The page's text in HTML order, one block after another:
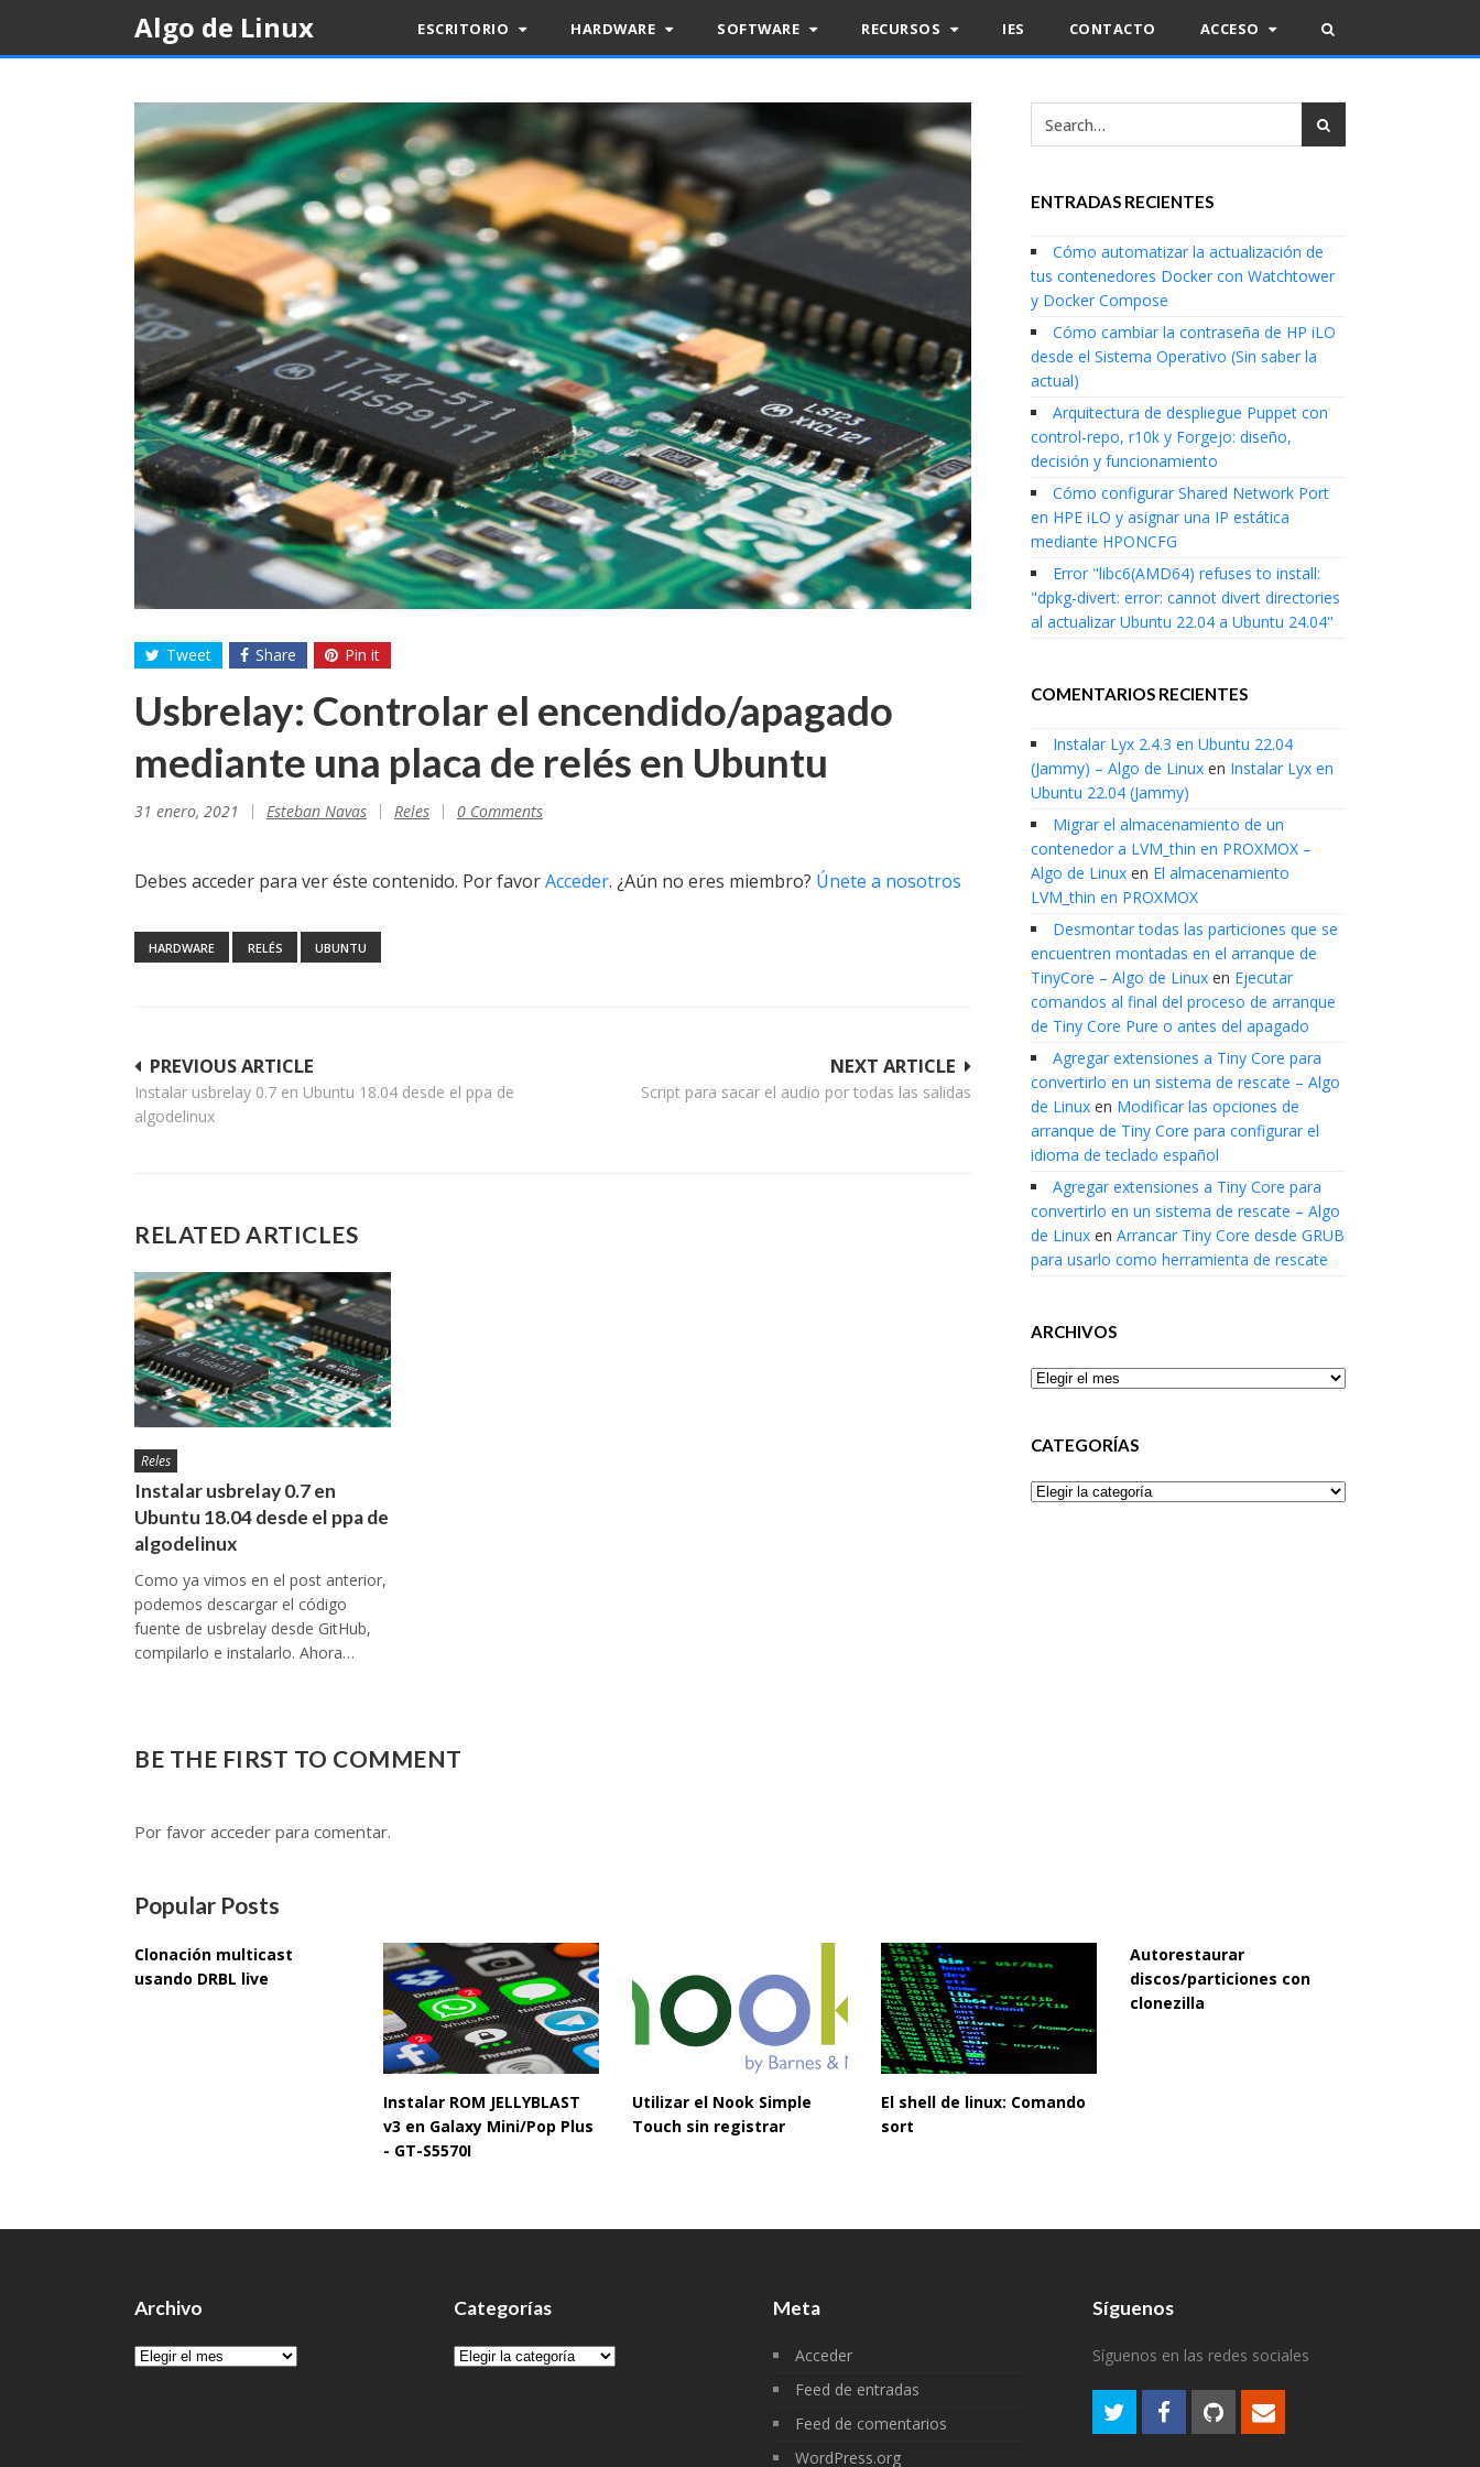
content
Algo de Linux ESCRITORIO HARDWARE SOFTWARE RECURSOS IES CONTACTO ACCESO
Tweet Share Pin it
Usbrelay: Controlar el encendido/apagado
mediante una placa de relés en Ubuntu
31 enero, 2021 Esteban Navas Reles 0 Comments
Debes acceder para ver éste contenido. Por favorAcceder. ¿Aún no eres miembro? Únete a nosotros
HARDWARE RELÉS UBUNTU
Navegación
de
NEXT ARTICLE
Script para sacar el audio por todas las salidas
PREVIOUS ARTICLE
Instalar usbrelay 0.7 en Ubuntu 18.04 desde el ppa de
algodelinux
RELATED ARTICLES
Reles
Instalar usbrelay 0.7 en
Ubuntu 18.04 desde el ppa de
algodelinux
Como ya vimos en el post anterior,
podemos descargar el código
fuente de usbrelay desde GitHub,
compilarlo e instalarlo. Ahora…
BE THE FIRST TO COMMENT
Por favor acceder para comentar.
ENTRADAS RECIENTES
Cómo automatizar la actualización de
tus contenedores Docker con Watchtower
y Docker Compose
Cómo cambiar la contraseña de HP iLO
desde el Sistema Operativo (Sin saber la
actual)
Arquitectura de despliegue Puppet con
control-repo, r10k y Forgejo: diseño,
decisión y funcionamiento
Cómo configurar Shared Network Port
en HPE iLO y asignar una IP estática
mediante HPONCFG
Error "libc6(AMD64) refuses to install:
"dpkg-divert: error: cannot divert directories
al actualizar Ubuntu 22.04 a Ubuntu 24.04"
COMENTARIOS RECIENTES
Instalar Lyx 2.4.3 en Ubuntu 22.04
(Jammy) – Algo de Linux en Instalar Lyx en
Ubuntu 22.04 (Jammy)
Migrar el almacenamiento de un
contenedor a LVM_thin en PROXMOX –
Algo de Linux en El almacenamiento
LVM_thin en PROXMOX
Desmontar todas las particiones que se
encuentren montadas en el arranque de
TinyCore – Algo de Linux en Ejecutar
comandos al final del proceso de arranque
de Tiny Core Pure o antes del apagado
Agregar extensiones a Tiny Core para
convertirlo en un sistema de rescate – Algo
de Linux en Modificar las opciones de
arranque de Tiny Core para configurar el
idioma de teclado español
Agregar extensiones a Tiny Core para
convertirlo en un sistema de rescate – Algo
de Linux en Arrancar Tiny Core desde GRUB
para usarlo como herramienta de rescate
ARCHIVOS
Archivos
CATEGORÍAS
Categorías
Popular Posts
Clonación multicast
usando DRBL live
Instalar ROM JELLYBLAST
v3 en Galaxy Mini/Pop Plus
- GT-S5570I
Utilizar el Nook Simple
Touch sin registrar
El shell de linux: Comando
sort
Autorestaurar
discos/particiones con
clonezilla
Archivo
Archivo
Categorías
Categorías
Meta
Acceder
Feed de entradas
Feed de comentarios
WordPress.org
Síguenos
Síguenos en las redes sociales